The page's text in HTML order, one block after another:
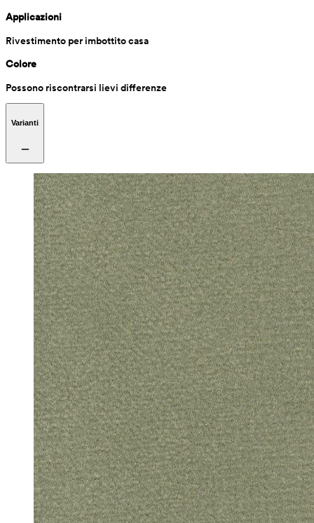
Applicazioni
Rivestimento per imbottito casa
Colore
Possono riscontrarsi lievi differenze
Varianti